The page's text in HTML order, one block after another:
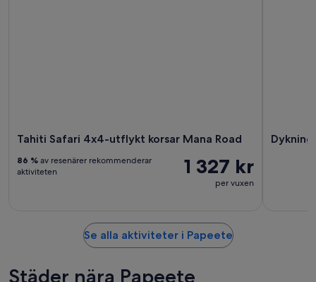
Tahiti Safari 4x4-utflykt korsar Mana Road
1 327 kr
per vuxen
86 % av resenärer rekommenderar
aktiviteten
Se alla aktiviteter i Papeete
Städer nära Papeete